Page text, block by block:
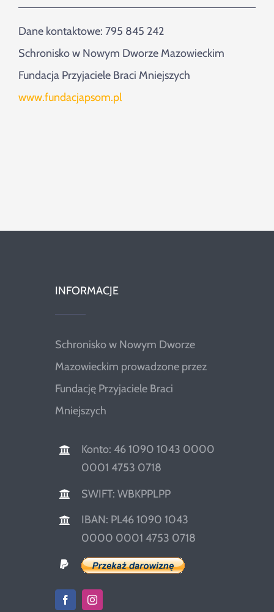
Dane kontaktowe: 795 845 242
Schronisko w Nowym Dworze Mazowieckim
Fundacja Przyjaciele Braci Mniejszych
www.fundacjapsom.pl
INFORMACJE
Schronisko w Nowym Dworze
Mazowieckim prowadzone przez
Fundację Przyjaciele Braci
Mniejszych
Konto: 46 1090 1043 0000
0001 4753 0718
SWIFT: WBKPPLPP
IBAN: PL46 1090 1043
0000 0001 4753 0718